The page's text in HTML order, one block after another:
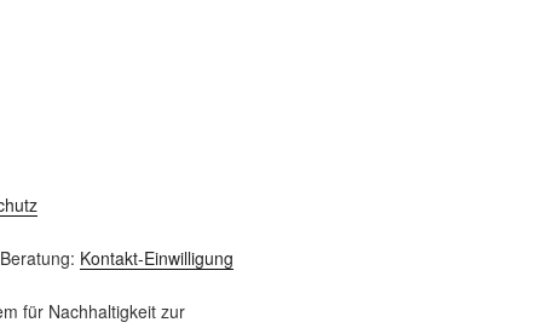
Kontakt-Einwilligung
für Nachhaltigkeit zur